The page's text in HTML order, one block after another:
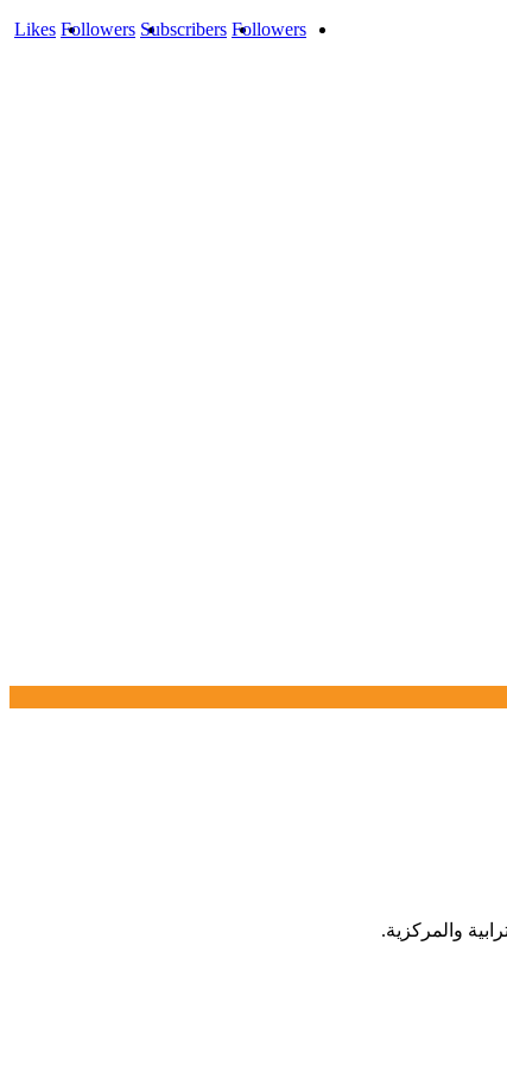
Likes Followers Subscribers Followers
والمركزية.